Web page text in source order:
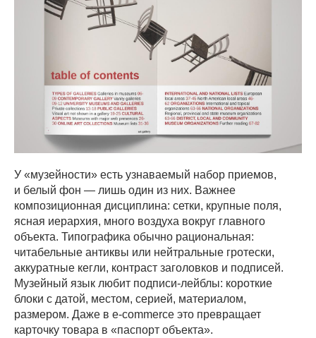
У «музейности» есть узнаваемый набор приемов,
и белый фон — лишь один из них. Важнее
композиционная дисциплина: сетки, крупные поля,
ясная иерархия, много воздуха вокруг главного
объекта. Типографика обычно рациональная:
читабельные антиквы или нейтральные гротески,
аккуратные кегли, контраст заголовков и подписей.
Музейный язык любит подписи-лейблы: короткие
блоки с датой, местом, серией, материалом,
размером. Даже в e-commerce это превращает
карточку товара в «паспорт объекта».